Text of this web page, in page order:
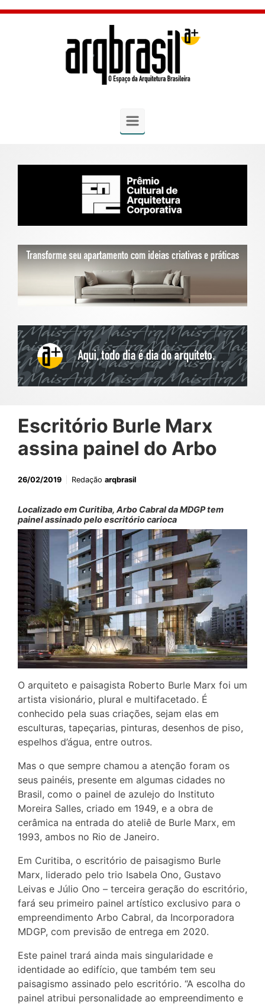
Skip to main content
Escritório Burle Marx
assina painel do Arbo
26/02/2019 Redação arqbrasil
Localizado em Curitiba, Arbo Cabral da MDGP tem
painel assinado pelo escritório carioca
O arquiteto e paisagista Roberto Burle Marx foi um
artista visionário, plural e multifacetado. É
conhecido pela suas criações, sejam elas em
esculturas, tapeçarias, pinturas, desenhos de piso,
espelhos d’água, entre outros.
Mas o que sempre chamou a atenção foram os
seus painéis, presente em algumas cidades no
Brasil, como o painel de azulejo do Instituto
Moreira Salles, criado em 1949, e a obra de
cerâmica na entrada do ateliê de Burle Marx, em
1993, ambos no Rio de Janeiro.
Em Curitiba, o escritório de paisagismo Burle
Marx, liderado pelo trio Isabela Ono, Gustavo
Leivas e Júlio Ono – terceira geração do escritório,
fará seu primeiro painel artístico exclusivo para o
empreendimento Arbo Cabral, da Incorporadora
MDGP, com previsão de entrega em 2020.
Este painel trará ainda mais singularidade e
identidade ao edifício, que também tem seu
paisagismo assinado pelo escritório. “A escolha do
painel atribui personalidade ao empreendimento e